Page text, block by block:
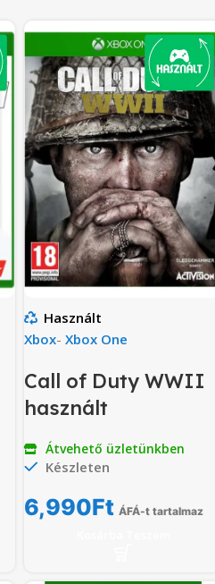
Használt
Xbox- Xbox One
Call of Duty WWII
használt
Átvehető üzletünkben
Készleten
6,990Ft ÁFÁ-t tartalmaz